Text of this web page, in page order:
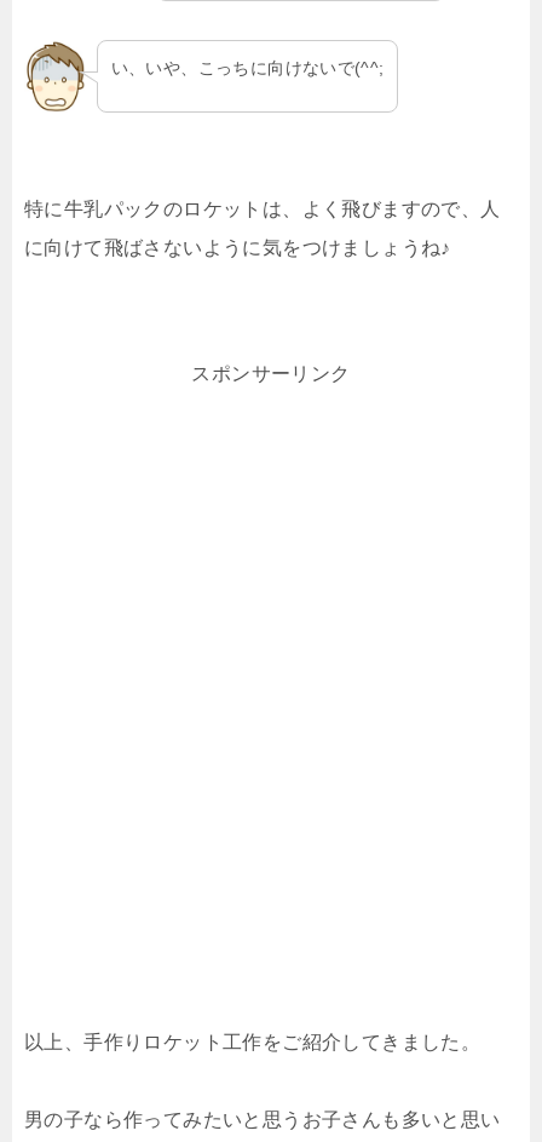
い、いや、こっちに向けないで(^^;
特に牛乳パックのロケットは、よく飛びますので、人
に向けて飛ばさないように気をつけましょうね♪
スポンサーリンク
以上、手作りロケット工作をご紹介してきました。
男の子なら作ってみたいと思うお子さんも多いと思い